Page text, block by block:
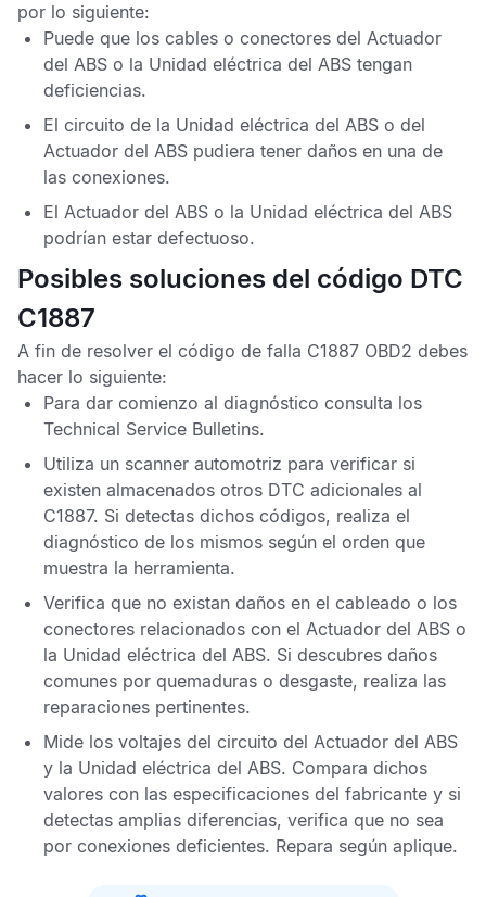
por lo siguiente:
Puede que los cables o conectores del Actuador
del ABS o la Unidad eléctrica del ABS tengan
deficiencias.
El circuito de la Unidad eléctrica del ABS o del
Actuador del ABS pudiera tener daños en una de
las conexiones.
El Actuador del ABS o la Unidad eléctrica del ABS
podrían estar defectuoso.
Posibles soluciones del código DTC
C1887
A fin de resolver el código de falla C1887 OBD2 debes
hacer lo siguiente:
Para dar comienzo al diagnóstico consulta los
Technical Service Bulletins.
Utiliza un scanner automotriz para verificar si
existen almacenados otros DTC adicionales al
C1887. Si detectas dichos códigos, realiza el
diagnóstico de los mismos según el orden que
muestra la herramienta.
Verifica que no existan daños en el cableado o los
conectores relacionados con el Actuador del ABS o
la Unidad eléctrica del ABS. Si descubres daños
comunes por quemaduras o desgaste, realiza las
reparaciones pertinentes.
Mide los voltajes del circuito del Actuador del ABS
y la Unidad eléctrica del ABS. Compara dichos
valores con las especificaciones del fabricante y si
detectas amplias diferencias, verifica que no sea
por conexiones deficientes. Repara según aplique.